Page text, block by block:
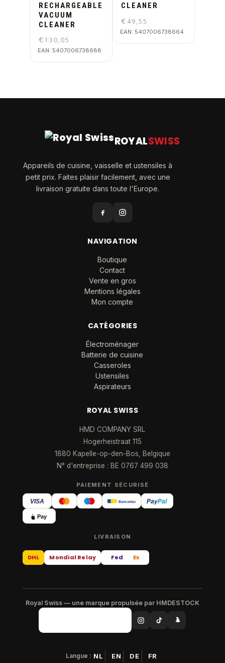
RECHARGEABLE
VACUUM
CLEANER
€ 130,05
EAN: 5407006738688
CLEANER
€ 49,55
EAN: 5407006738664
ROYALSWISS
Appareils de cuisine, vaisselle et ustensiles à
petit prix. Faites plaisir facilement, avec une
livraison gratuite dans toute l'Europe.
NAVIGATION
Boutique
Contact
Vente en gros
Mentions légales
Mon compte
CATÉGORIES
Électroménager
Batterie de cuisine
Casseroles
Ustensiles
Aspirateurs
ROYAL SWISS
HMD COMPANY SRL
Hogerheistraat 115
1880 Kapelle-op-den-Bos, Belgique
N° d'entreprise : BE 0767 499 038
PAIEMENT SÉCURISÉ
VISA Bancontact PayPal
Pay
LIVRAISON
DHL Mondial Relay Fed Ex
Royal Swiss — une marque propulsée par HMDESTOCK
Langue : NL EN DE FR